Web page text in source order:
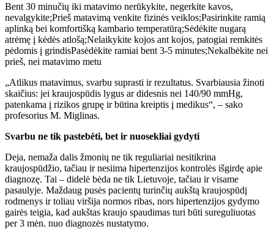
Bent 30 minučių iki matavimo nerūkykite, negerkite kavos,
nevalgykite;Prieš matavimą venkite fizinės veiklos;Pasirinkite ramią
aplinką bei komfortišką kambario temperatūrą;Sėdėkite nugarą
atrėmę į kėdės atlošą;Nelaikykite kojos ant kojos, patogiai remkitės
pėdomis į grindisPasėdėkite ramiai bent 3-5 minutes;Nekalbėkite nei
prieš, nei matavimo metu
„Atlikus matavimus, svarbu suprasti ir rezultatus. Svarbiausia žinoti
skaičius: jei kraujospūdis lygus ar didesnis nei 140/90 mmHg,
patenkama į rizikos grupę ir būtina kreiptis į medikus“, – sako
profesorius M. Miglinas.
Svarbu ne tik pastebėti, bet ir nuosekliai gydyti
Deja, nemaža dalis žmonių ne tik reguliariai nesitikrina
kraujospūdžio, tačiau ir nesiima hipertenzijos kontrolės išgirdę apie
diagnozę. Tai – didelė bėda ne tik Lietuvoje, tačiau ir visame
pasaulyje. Maždaug pusės pacientų turinčių aukštą kraujospūdį
rodmenys ir toliau viršija normos ribas, nors hipertenzijos gydymo
gairės teigia, kad aukštas kraujo spaudimas turi būti sureguliuotas
per 3 mėn. nuo diagnozės nustatymo.